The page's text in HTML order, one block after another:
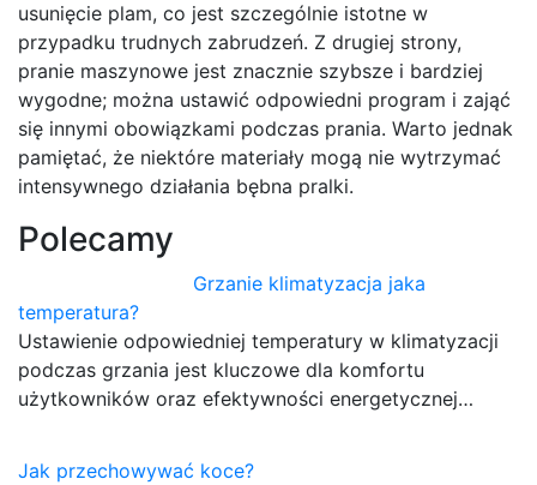
usunięcie plam, co jest szczególnie istotne w
przypadku trudnych zabrudzeń. Z drugiej strony,
pranie maszynowe jest znacznie szybsze i bardziej
wygodne; można ustawić odpowiedni program i zająć
się innymi obowiązkami podczas prania. Warto jednak
pamiętać, że niektóre materiały mogą nie wytrzymać
intensywnego działania bębna pralki.
Polecamy
Grzanie klimatyzacja jaka
temperatura?
Ustawienie odpowiedniej temperatury w klimatyzacji
podczas grzania jest kluczowe dla komfortu
użytkowników oraz efektywności energetycznej…
Jak przechowywać koce?